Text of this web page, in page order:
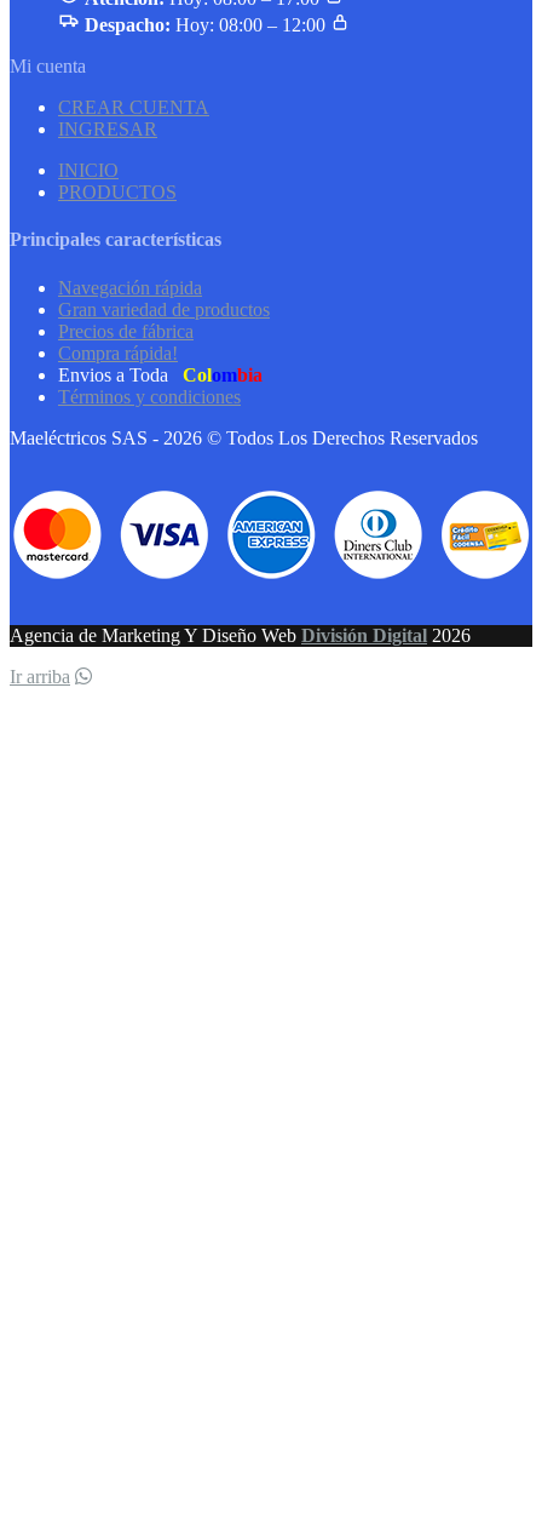
Despacho: Hoy: 08:00 – 12:00
Mi cuenta
CREAR CUENTA
INGRESAR
INICIO
PRODUCTOS
Principales características
Navegación rápida
Gran variedad de productos
Precios de fábrica
Compra rápida!
Envios a Toda
Colombia
Términos y condiciones
Maeléctricos SAS - 2026 © Todos Los Derechos Reservados
Agencia de Marketing Y Diseño Web División Digital 2026
Ir arriba